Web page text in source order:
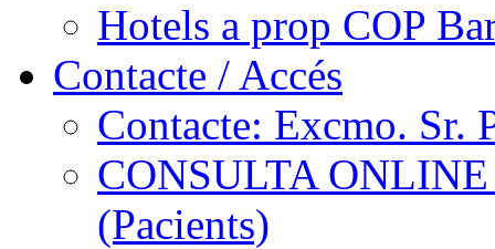
Hotels a prop COP
Contacte / Accés
Contacte: Excmo. Sr.
CONSULTA
(Pacients)